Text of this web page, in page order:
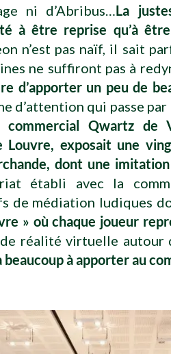
ni d’Abribus…La
à être reprise qu’à
n’est pas naïf, il sait
ne suffiront pas à
d’apporter un peu de
d’attention qui passe
Qwartz de
exposait une
dont une
établi avec la
de médiation ludiques
» où chaque joueur
réalité virtuelle autour
beaucoup à apporter au